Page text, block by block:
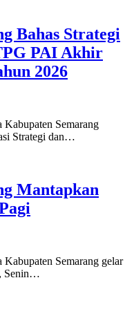
Bahas Strategi
PAI Akhir
2026
Semarang
Strategi dan…
Mantapkan
Semarang gelar
Senin…